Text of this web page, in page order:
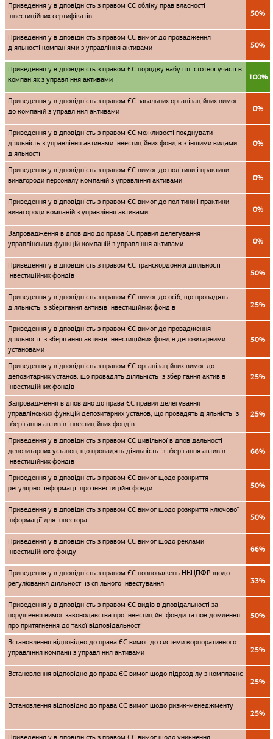
Приведення у відповідність з правом ЄС обліку прав власності
інвестиційних сертифікатів
50%
Приведення у відповідність з правом ЄС вимог до провадження
діяльності компаніями з управління активами
50%
Приведення у відповідність з правом ЄС порядку набуття істотної участі в
компаніях з управління активами
100%
Приведення у відповідність з правом ЄС загальних організаційних вимог
до компаній з управління активами
0%
Приведення у відповідність з правом ЄС можливості поєднувати
діяльність з управління активами інвестиційних фондів з іншими видами
діяльності
0%
Приведення у відповідність з правом ЄС вимог до політики і практики
винагороди персоналу компаній з управління активами
0%
Приведення у відповідність з правом ЄС вимог до політики і практики
винагороди компаній з управління активами
0%
Запровадження відповідно до права ЄС правил делегування
управлінських функцій компаній з управління активами
0%
Приведення у відповідність з правом ЄС транскордонної діяльності
інвестиційних фондів
50%
Приведення у відповідність з правом ЄС вимог до осіб, що провадять
діяльність із зберігання активів інвестиційних фондів
25%
Приведення у відповідність з правом ЄС вимог до провадження
діяльності із зберігання активів інвестиційних фондів депозитарними
установами
50%
Приведення у відповідність з правом ЄС організаційних вимог до
депозитарних установ, що провадять діяльність із зберігання активів
інвестиційних фондів
25%
Запровадження відповідно до права ЄС правил делегування
управлінських функцій депозитарних установ, що провадять діяльність із
зберігання активів інвестиційних фондів
25%
Приведення у відповідність з правом ЄС цивільної відповідальності
депозитарних установ, що провадять діяльність із зберігання активів
інвестиційних фондів
66%
Приведення у відповідність з правом ЄС вимог щодо розкриття
регулярної інформації про інвестиційні фонди
50%
Приведення у відповідність з правом ЄС вимог щодо розкриття ключової
інформації для інвестора
50%
Приведення у відповідність з правом ЄС вимог щодо реклами
інвестиційного фонду
66%
Приведення у відповідність з правом ЄС повноважень НКЦПФР щодо
регулювання діяльності із спільного інвестування
33%
Приведення у відповідність з правом ЄС видів відповідальності за
порушення вимог законодавства про інвестиційні фонди та повідомлення
про притягнення до такої відповідальності
50%
Встановлення відповідно до права ЄС вимог до системи корпоративного
управління компанії з управління активами
25%
Встановлення відповідно до права ЄС вимог щодо підрозділу з комплаєнс
25%
Встановлення відповідно до права ЄС вимог щодо ризик-менеджменту
25%